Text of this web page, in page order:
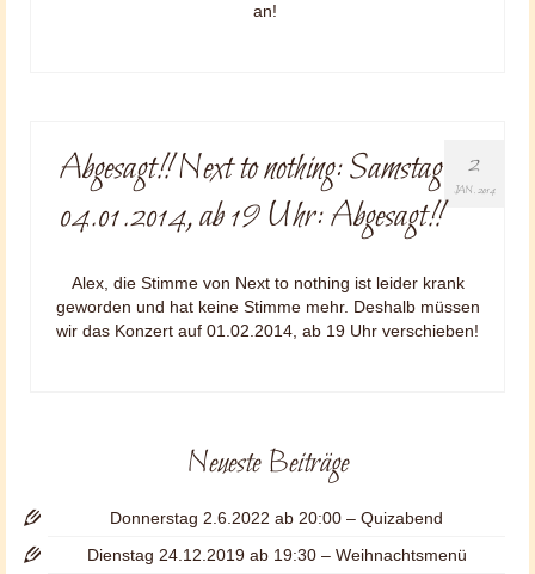
an!
2
JAN. 2014
Abgesagt!! Next to nothing: Samstag
04.01.2014, ab 19 Uhr: Abgesagt!!
Alex, die Stimme von Next to nothing ist leider krank
geworden und hat keine Stimme mehr. Deshalb müssen
wir das Konzert auf 01.02.2014, ab 19 Uhr verschieben!
Neueste Beiträge
Donnerstag 2.6.2022 ab 20:00 – Quizabend
Dienstag 24.12.2019 ab 19:30 – Weihnachtsmenü